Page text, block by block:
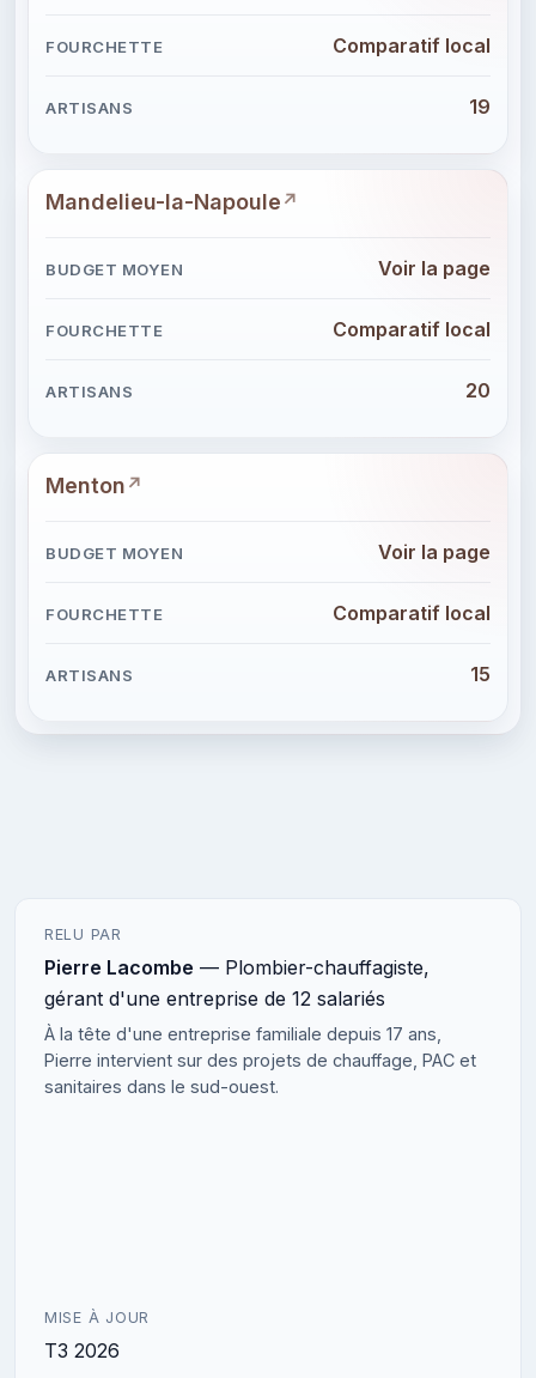
Comparatif local
19
Mandelieu-la-Napoule
Voir la page
Comparatif local
20
Menton
Voir la page
Comparatif local
15
RELU PAR
Pierre Lacombe — Plombier-chauffagiste,
gérant d'une entreprise de 12 salariés
À la tête d'une entreprise familiale depuis 17 ans,
Pierre intervient sur des projets de chauffage, PAC et
sanitaires dans le sud-ouest.
MISE À JOUR
T3 2026